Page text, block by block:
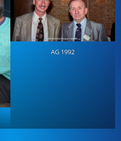
AG 1992